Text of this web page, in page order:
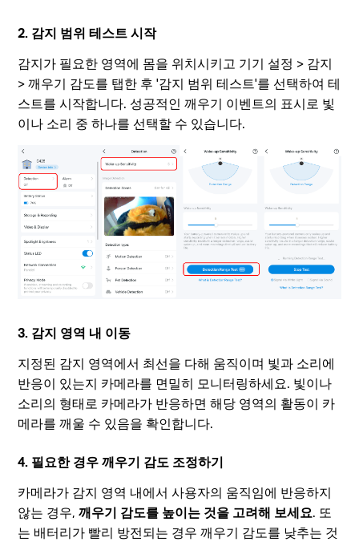
2. 감지 범위 테스트 시작
감지가 필요한 영역에 몸을 위치시키고 기기 설정 > 감지
> 깨우기 감도를 탭한 후 '감지 범위 테스트'를 선택하여 테
스트를 시작합니다. 성공적인 깨우기 이벤트의 표시로 빛
이나 소리 중 하나를 선택할 수 있습니다.
3. 감지 영역 내 이동
지정된 감지 영역에서 최선을 다해 움직이며 빛과 소리에
반응이 있는지 카메라를 면밀히 모니터링하세요. 빛이나
소리의 형태로 카메라가 반응하면 해당 영역의 활동이 카
메라를 깨울 수 있음을 확인합니다.
4. 필요한 경우 깨우기 감도 조정하기
카메라가 감지 영역 내에서 사용자의 움직임에 반응하지
않는 경우, 깨우기 감도를 높이는 것을 고려해 보세요. 또
는 배터리가 빨리 방전되는 경우 깨우기 감도를 낮추는 것